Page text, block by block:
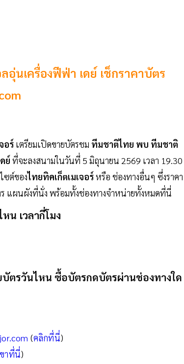
นเครื่องฟีฟ่า เดย์ เช็กราคาบัตร
อร์ เตรียมเปิดขายบัตรชม ทีมชาติไทย พบ ทีมชาติ
ย์ ที่จะลงสนามในวันที่ 5 มิถุนายน 2569 เวลา 19.30
ซต์ของไทยทิคเก็ตเมเจอร์หรือ ช่องทางอื่นๆ ซึ่งราคา
ร แผนผังที่นั่ง พร้อมทั้งช่องทางจำหน่ายทั้งหมดที่นี่
น เวลากี่โมง
ตรวันไหน ซื้อบัตรกดบัตรผ่านช่องทางใด
(คลิกที่นี่)
าที่นี่)